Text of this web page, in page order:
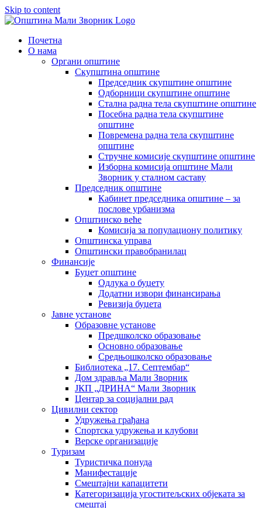
Skip to content
Почетна
О нама
Органи општине
Скупштина општине
Председник скупштине општине
Одборници скупштине општине
Стална радна тела скупштине општине
Посебна радна тела скупштине
општине
Повремена радна тела скупштине
општине
Стручне комисије скупштине општине
Изборна комисија општине Мали
Зворник у сталном саставу
Председник општине
Кабинет председника општине – за
послове урбанизма
Општинско веће
Комисија за популациону политику
Општинска управа
Општински правобранилац
Финансије
Буџет општине
Одлука о буџету
Додатни извори финансирања
Ревизија буџета
Јавне установе
Образовне установе
Предшколско образовање
Основно образовање
Средњошколско образовање
Библиотека „17. Септембар“
Дом здравља Мали Зворник
ЈКП „ДРИНА“ Мали Зворник
Центар за социјални рад
Цивилни сектор
Удружења грађана
Спортска удружења и клубови
Верске организације
Туризам
Туристичка понуда
Манифестације
Смештајни капацитети
Категоризација угоститељских објеката за
смештај